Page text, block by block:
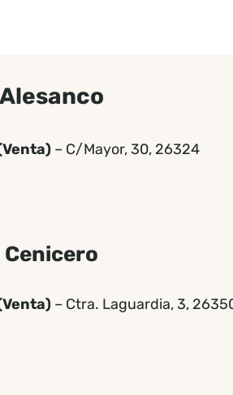
Alesanco
– C/Mayor, 30, 26324
Cenicero
– Ctra. Laguardia, 3,